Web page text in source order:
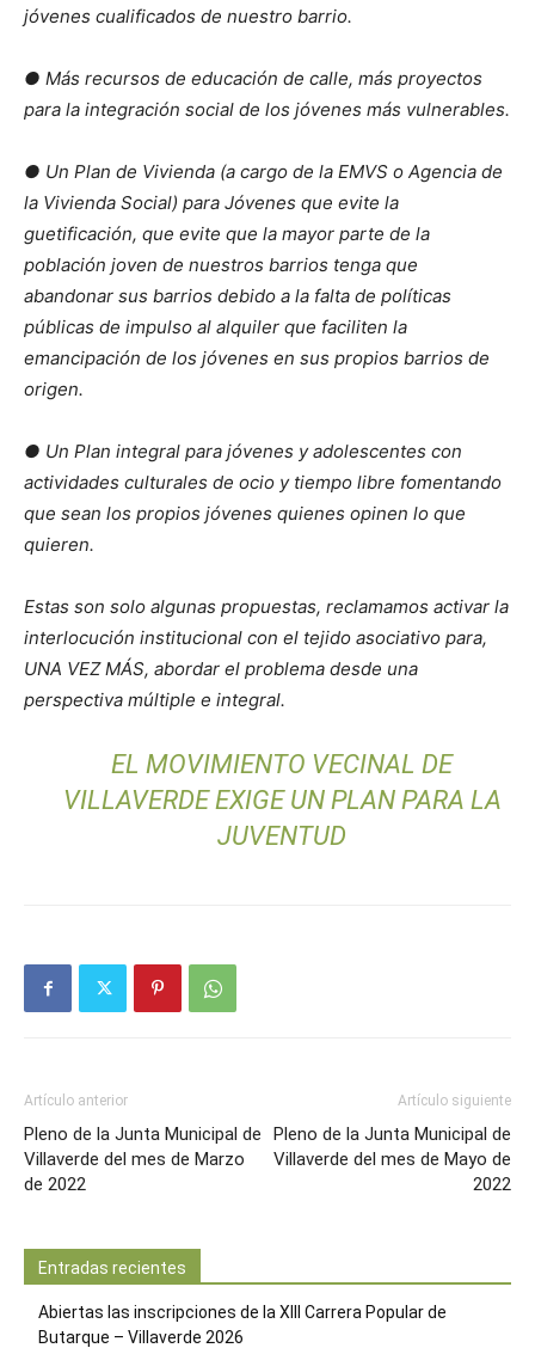
jóvenes cualificados de nuestro barrio.
● Más recursos de educación de calle, más proyectos
para la integración social de los jóvenes más vulnerables.
● Un Plan de Vivienda (a cargo de la EMVS o Agencia de
la Vivienda Social) para Jóvenes que evite la
guetificación, que evite que la mayor parte de la
población joven de nuestros barrios tenga que
abandonar sus barrios debido a la falta de políticas
públicas de impulso al alquiler que faciliten la
emancipación de los jóvenes en sus propios barrios de
origen.
● Un Plan integral para jóvenes y adolescentes con
actividades culturales de ocio y tiempo libre fomentando
que sean los propios jóvenes quienes opinen lo que
quieren.
Estas son solo algunas propuestas, reclamamos activar la
interlocución institucional con el tejido asociativo para,
UNA VEZ MÁS, abordar el problema desde una
perspectiva múltiple e integral.
EL MOVIMIENTO VECINAL DE
VILLAVERDE EXIGE UN PLAN PARA LA
JUVENTUD
Artículo anterior
Pleno de la Junta Municipal de
Villaverde del mes de Marzo
de 2022
Artículo siguiente
Pleno de la Junta Municipal de
Villaverde del mes de Mayo de
2022
Entradas recientes
Abiertas las inscripciones de la XIII Carrera Popular de
Butarque – Villaverde 2026